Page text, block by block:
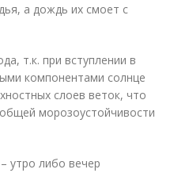
а дождь их смоет с
т.к. при вступлении в
компонентами солнце
слоев веток, что
морозоустойчивости
утро либо вечер